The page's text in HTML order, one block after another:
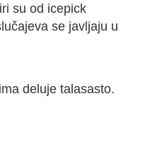
su od icepick
se javljaju u
deluje talasasto.